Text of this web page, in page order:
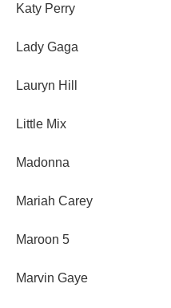
Katy Perry
Lady Gaga
Lauryn Hill
Little Mix
Madonna
Mariah Carey
Maroon 5
Marvin Gaye